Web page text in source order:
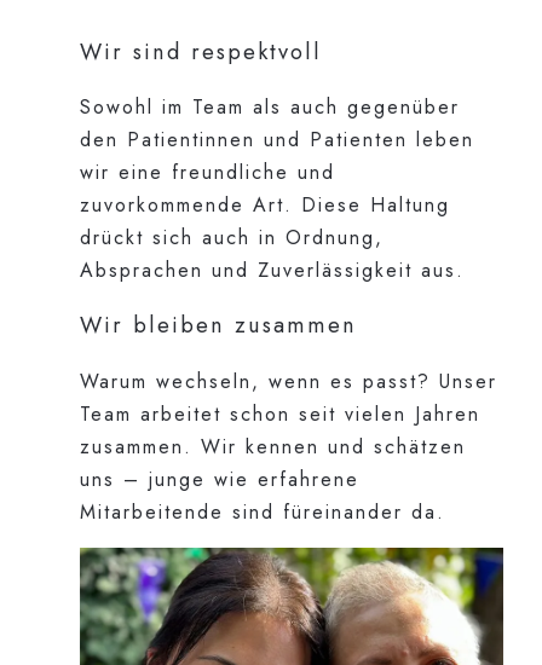
Wir sind respektvoll
Sowohl im Team als auch gegenüber
den Patientinnen und Patienten leben
wir eine freundliche und
zuvorkommende Art. Diese Haltung
drückt sich auch in Ordnung,
Absprachen und Zuverlässigkeit aus.
Wir bleiben zusammen
Warum wechseln, wenn es passt? Unser
Team arbeitet schon seit vielen Jahren
zusammen. Wir kennen und schätzen
uns – junge wie erfahrene
Mitarbeitende sind füreinander da.